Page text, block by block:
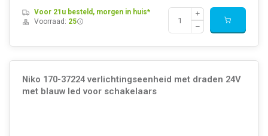
Voor 21u besteld, morgen in huis*
Voorraad: 25
Niko 170-37224 verlichtingseenheid met draden 24V
met blauw led voor schakelaars